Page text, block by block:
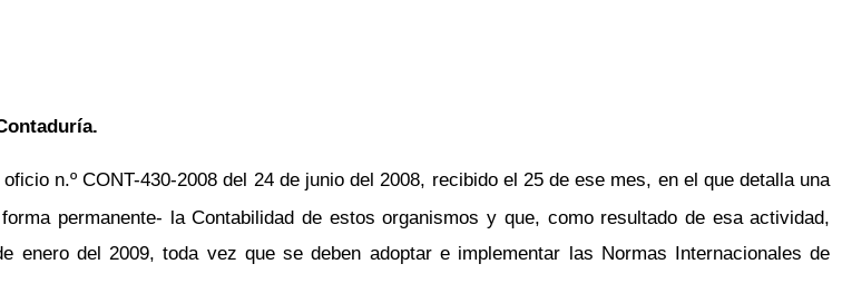
n.º CONT-430-2008 del 24 de junio del 2008, recibido el 25 de ese mes, en el que detalla una
permanente- la Contabilidad de estos organismos y que, como resultado de esa actividad,
del 2009, toda vez que se deben adoptar e implementar las Normas Internacionales de